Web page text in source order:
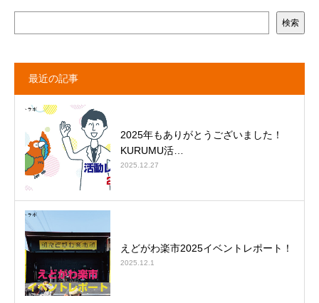
検索
最近の記事
2025年もありがとうございました！
KURUMU活…
2025.12.27
えどがわ楽市2025イベントレポート！
2025.12.1